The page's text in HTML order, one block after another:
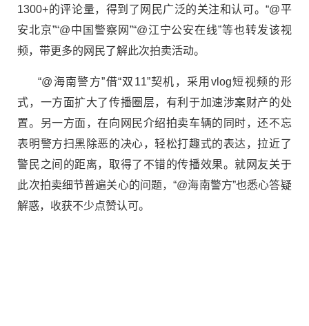
1300+的评论量，得到了网民广泛的关注和认可。“@平
安北京”“@中国警察网”“@江宁公安在线”等也转发该视
频，带更多的网民了解此次拍卖活动。
“@海南警方”借“双11”契机，采用vlog短视频的形
式，一方面扩大了传播圈层，有利于加速涉案财产的处
置。另一方面，在向网民介绍拍卖车辆的同时，还不忘
表明警方扫黑除恶的决心，轻松打趣式的表达，拉近了
警民之间的距离，取得了不错的传播效果。就网友关于
此次拍卖细节普遍关心的问题，“@海南警方”也悉心答疑
解惑，收获不少点赞认可。